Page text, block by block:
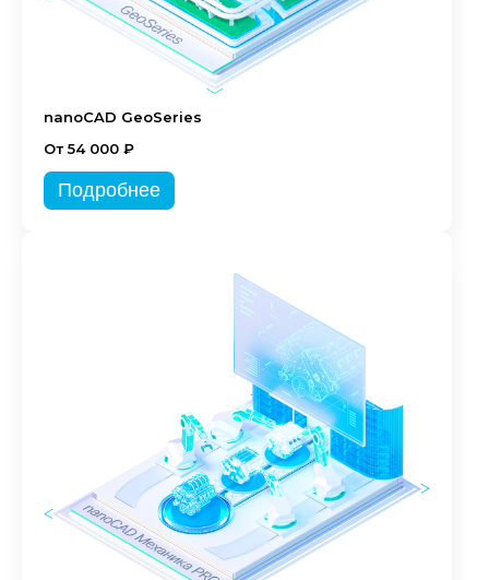
nanoCAD GeoSeries
От 54 000 ₽
Подробнее